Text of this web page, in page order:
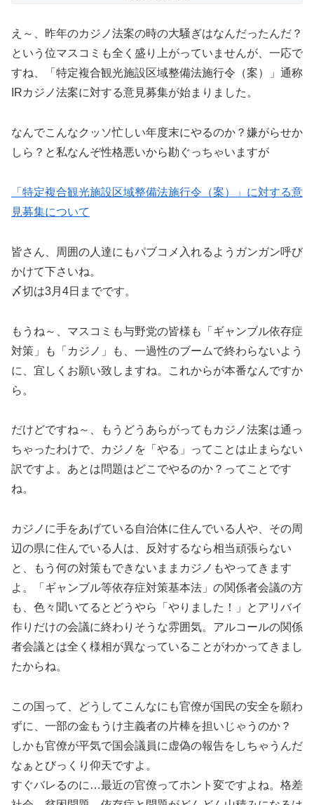
え～、昨年のカジノ法案の時の大騒ぎはなんだったんだ？
という位マスコミも全く盛り上がっていませんが、一応で
すね、「特定複合観光施設区域整備法施行令（案）」通称
IRカジノ法案に対する意見募集が始まりました。
なんでこんなクッソ忙しい年度末にやるのか？嫌がらせか
しら？と私なんぞ性格悪いから勘ぐっちゃいますが
「特定複合観光施設区域整備法施行令（案）」に対する意
見募集について
皆さん、周囲の人達にもパブコメ入れるようガンガン呼び
かけて下さいね。
〆切は3月4日までです。
もうね～、マスコミも与野党の皆様も「ギャンブル依存症
対策」も「カジノ」も、一過性のブームで終わらないよう
に、宜しくお願い致しますね。これからが本番なんですか
ら。
だけどですね～、もうどうあらがってもカジノ法案は通っ
ちゃったわけで、カジノを「やる」ってことは止まらない
訳ですよ。あとは問題はどこでやるのか？ってことです
ね。
カジノに手をあげている自治体に住んでいる人や、その周
辺の県に住んでいる人は、反対するなら相当頑張らない
と、もう何の対策もできないままカジノもやってきます
よ。「ギャンブル等依存症対策基本法」の関係者会議の方
も、色々聞いてるとどうやら「やりました！」とアリバイ
作りだけの会議に終わりそうな雰囲気。アルコールの関係
者会議とは全く様相が異なっていることがわかってきまし
たからね。
この国って、どうしてこんなにも官僚が国民の安全を願わ
ずに、一部の金もうけ主義者の片棒を担いじゃうのか？
しかも官僚が平気で国会議員に虚偽の報告をしちゃうんだ
なぁとびっくり仰天ですよ。
すぐバレるのに…最近の官僚ってホント変ですよね。格差